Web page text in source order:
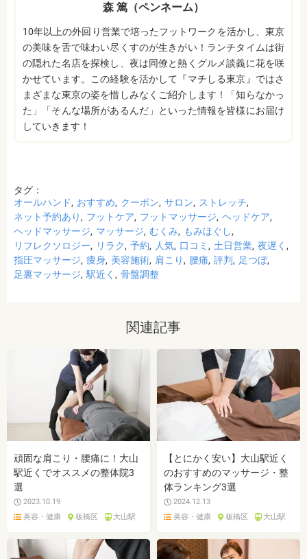
森 篤（ペンネーム）
10年以上の外回り営業で培ったフットワークを活かし、東京
の美味を舌で味わい尽くすのが生きがい！ランチタイムは街
の隠れた名店を探検し、夜は同僚と熱くグルメ談義に花を咲
かせています。この経験を活かして『マチしる東京』ではさ
まざまな東京の姿を惜しみなくご紹介します！「知らなかっ
た」「そんな場所があるんだ」といった情報を皆様にお届け
していきます！
タグ：
オールハンド
おすすめ クーポン サロン
ストレッチ
ネット予約あり
フットケア フットマッサージ ヘッドケア
ヘッドマッサージ
マッサージ むくみ
もみほぐし
リフレクソロジー
リラク 予約 人気 口コミ 土日営業 夜遅く
指圧マッサージ 痩身 美容施術 肩こり 腰痛 評判
足つぼ
足裏マッサージ 駅近く 骨盤調整
関連記事
頑固な肩こり・腰痛に！大山
駅近くでオススメの整体院3
選
2023.10.19
美容・健康
板橋区 大山駅
【とにかく安い】大山駅近く
のおすすめのマッサージ・整
体ランキング3選
2024.12.13
美容・健康
板橋区 大山駅